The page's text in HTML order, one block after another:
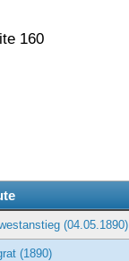
160
(04.05.1890)
(1890)